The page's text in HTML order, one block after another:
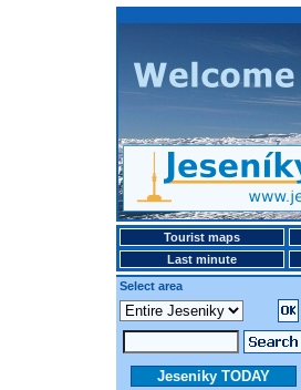
Tourist maps
Last minute
Select area
Jeseniky TODAY